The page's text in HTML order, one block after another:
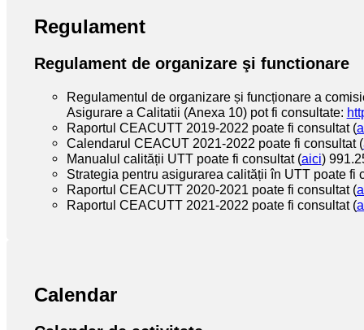
Regulament
Regulament de organizare şi functionare
Regulamentul de organizare și funcționare a
Asigurare a Calitatii (Anexa 10) pot fi consultate:
Raportul CEACUTT 2019-2022 poate fi consultat (
Calendarul CEACUT 2021-2022 poate fi consultat (
Manualul calității UTT poate fi consultat (aici)
Strategia pentru asigurarea calității în UTT poate fi
Raportul CEACUTT 2020-2021 poate fi consultat (
Raportul CEACUTT 2021-2022 poate fi consultat (
Calendar